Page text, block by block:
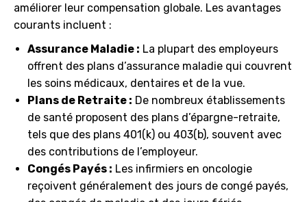
améliorer leur compensation globale. Les avantages
courants incluent :
Assurance Maladie : La plupart des employeurs
offrent des plans d’assurance maladie qui couvrent
les soins médicaux, dentaires et de la vue.
Plans de Retraite : De nombreux établissements
de santé proposent des plans d’épargne-retraite,
tels que des plans 401(k) ou 403(b), souvent avec
des contributions de l’employeur.
Congés Payés : Les infirmiers en oncologie
reçoivent généralement des jours de congé payés,